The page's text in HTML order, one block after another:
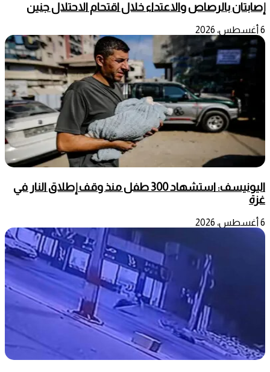
إصابتان بالرصاص والاعتداء خلال اقتحام الاحتلال جنين
6 أغسطس، 2026
اليونيسف: استشهاد 300 طفل منذ وقف إطلاق النار في
غزة
6 أغسطس، 2026